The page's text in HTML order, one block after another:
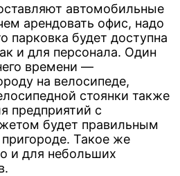
автомобильные
арендовать офис, надо
парковка будет доступна
и для персонала. Один
времени —
на велосипеде,
стоянки также
предприятий с
будет правильным
Такое же
и для небольших